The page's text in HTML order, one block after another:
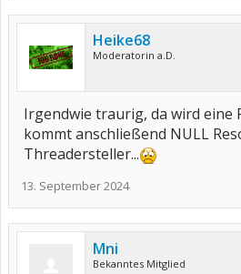
Heike68
Moderatorin a.D.
Irgendwie traurig, da wird eine
kommt anschließend NULL
Threadersteller...
13. September 2024
Mni
Bekanntes Mitglied